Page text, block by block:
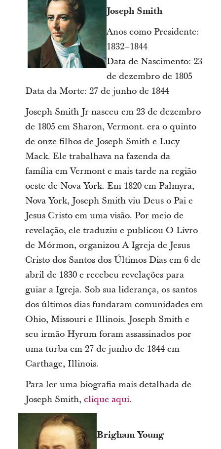
Joseph Smith
Anos como Presidente:
1832–1844
Data de Nascimento: 23
de dezembro de 1805
Data da Morte: 27 de junho de 1844
Joseph Smith Jr nasceu em 23 de dezembro
de 1805 em Sharon, Vermont. era o quinto
de onze filhos de Joseph Smith e Lucy
Mack. Ele trabalhava na fazenda da
família em Vermont e mais tarde na região
oeste de Nova York. Em 1820 em Palmyra,
Nova York, Joseph Smith viu Deus o Pai e
Jesus Cristo em uma visão. Por meio de
revelação, ele traduziu e publicou O Livro
de Mórmon, organizou A Igreja de Jesus
Cristo dos Santos dos Últimos Dias em 6 de
abril de 1830 e recebeu revelações para
guiar a Igreja. Sob sua liderança, os santos
dos últimos dias fundaram comunidades em
Ohio, Missouri e Illinois. Joseph Smith e
seu irmão Hyrum foram assassinados por
uma turba em 27 de junho de 1844 em
Carthage, Illinois.
Para ler uma biografia mais detalhada de
Joseph Smith, clique aqui.
Brigham Young